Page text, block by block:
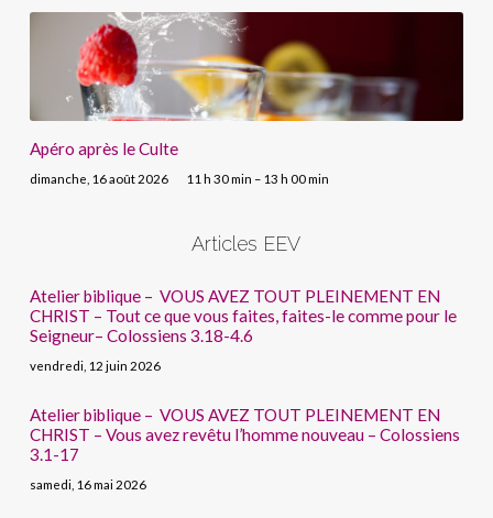
Apéro après le Culte
dimanche, 16 août 2026 11 h 30 min – 13 h 00 min
Articles EEV
Atelier biblique – VOUS AVEZ TOUT PLEINEMENT EN
CHRIST – Tout ce que vous faites, faites-le comme pour le
Seigneur– Colossiens 3.18-4.6
vendredi, 12 juin 2026
Atelier biblique – VOUS AVEZ TOUT PLEINEMENT EN
CHRIST – Vous avez revêtu l’homme nouveau – Colossiens
3.1-17
samedi, 16 mai 2026